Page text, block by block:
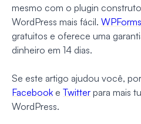
mesmo com o plugin
WordPress mais fácil.
gratuitos e oferece uma
dinheiro em 14 dias.
Se este artigo ajudou você,
Facebook e Twitter para mais
WordPress.